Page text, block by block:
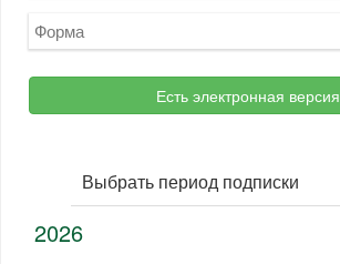
Форма
Есть электронная версия
Выбрать период подписки
2026